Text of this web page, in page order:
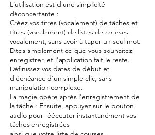
L'utilisation est d'une simplicité
déconcertante :
Créez vos titres (vocalement) de tâches et
titres (vocalement) de listes de courses
vocalement, sans avoir à taper un seul mot.
Dites simplement ce que vous souhaitez
enregistrer, et l'application fait le reste.
Définissez vos dates de début et
d'échéance d'un simple clic, sans
manipulation complexe.
La magie opère après l'enregistrement de
la tâche : Ensuite, appuyez sur le bouton
audio pour réécouter instantanément vos
tâches enregistrées